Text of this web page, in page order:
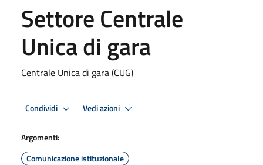
Settore Centrale
Unica di gara
Centrale Unica di gara (CUG)
Condividi Vedi azioni
Argomenti:
Comunicazione istituzionale